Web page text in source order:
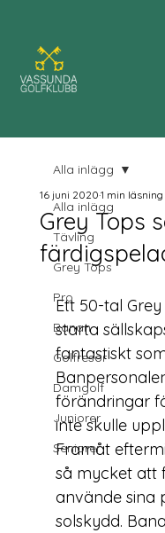
Alla inlägg
Tävling
Grey Tops
Pro
Banan
Golfresor
Damgolf
Juniorer
Seniorer
Alla inlägg
Grey Tops
16 juni 20201 min läsning
Ett 50-tal
starta
fantastiskt
förändringar
inte skulle
Framåt
så mycket att
använde sina
solskydd.